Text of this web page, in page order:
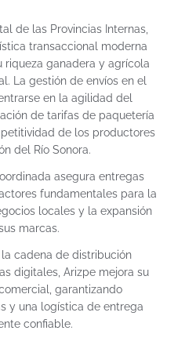
de las Provincias Internas,
transaccional moderna
riqueza ganadera y agrícola
La gestión de envíos en el
en la agilidad del
de tarifas de paquetería
de los productores
del Río Sonora.
asegura entregas
fundamentales para la
locales y la expansión
marcas.
cadena de distribución
digitales, Arizpe mejora su
garantizando
y una logística de entrega
confiable.